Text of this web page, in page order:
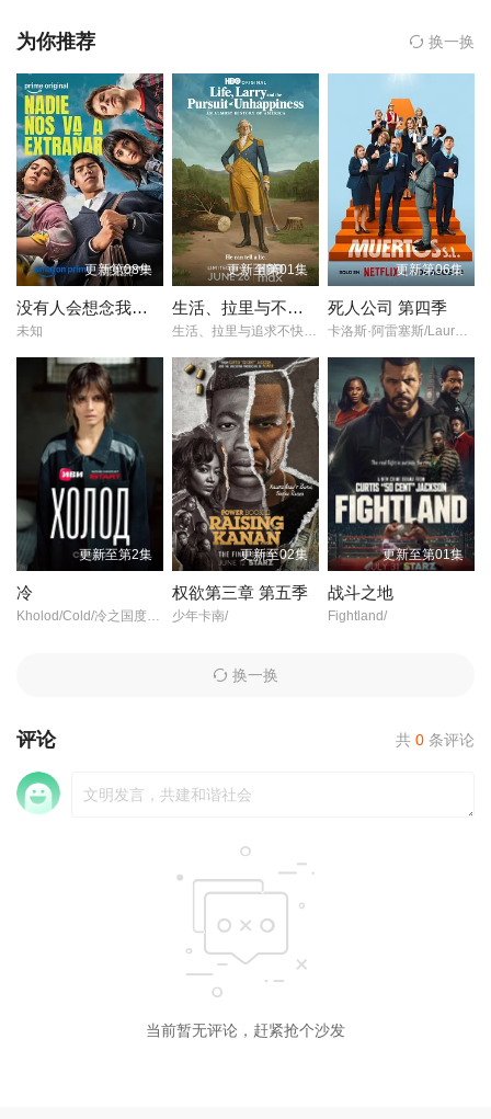
在拉丁美洲的蚊子海岸，开辟了自己的乌托邦城市。而一场抢劫让
为你推荐 换一换
更新第08集
没有人会想念我们 第二季
未知
更新至第01集
生活、拉里与不快乐的追求：一部美国史
生活、拉里与追求不快乐：一部几乎是美国的历史/生命、拉里与找不痛快/不朽的追寻/另：不朽追忆/
更新第06集
死人公司 第四季
卡洛斯·阿雷塞斯/Laura·Caballero/
更新至第2集
冷
更新至02集
权欲第三章 第五季
少年卡南/
更新至第01集
战斗之地
Fightland/
换一换
评论 共 0 条评论
当前暂无评论，赶紧抢个沙发